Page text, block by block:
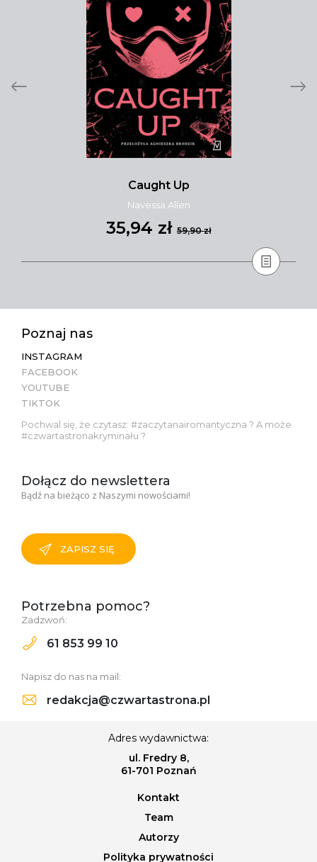
Caught Up
Navessa Allen
35,94 zł 59,90 zł
Poznaj nas
INSTAGRAM
FACEBOOK
YOUTUBE
TIKTOK
Pochwal się, że czytasz: #zaczytanairomantyczna ? A może
#czwartastronakryminału ?
Dołącz do newslettera
Bądź na bieżąco z Naszymi nowościami!
ZAPISZ SIĘ
Potrzebna pomoc?
Zadzwoń:
61 853 99 10
Napisz do nas na mail:
redakcja@czwartastrona.pl
Adres wydawnictwa:
ul. Fredry 8,
61-701 Poznań
Kontakt
Team
Autorzy
Polityka prywatności